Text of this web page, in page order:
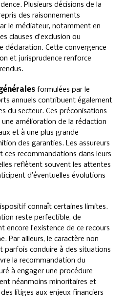
Plusieurs décisions de la
des raisonnements
le médiateur, notamment en
clauses d’exclusion ou
déclaration. Cette convergence
et jurisprudence renforce
formulées par le
annuels contribuent également
du secteur. Ces préconisations
amélioration de la rédaction
et à une plus grande
des garanties. Les assureurs
recommandations dans leurs
reflètent souvent les attentes
d’éventuelles évolutions
connaît certaines limites.
reste perfectible, de
encore l’existence de ce recours
Par ailleurs, le caractère non
parfois conduire à des situations
la recommandation du
à engager une procédure
néanmoins minoritaires et
litiges aux enjeux financiers